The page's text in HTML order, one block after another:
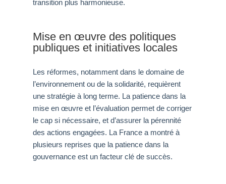
transition plus harmonieuse.
Mise en œuvre des politiques
publiques et initiatives locales
Les réformes, notamment dans le domaine de
l’environnement ou de la solidarité, requièrent
une stratégie à long terme. La patience dans la
mise en œuvre et l’évaluation permet de corriger
le cap si nécessaire, et d’assurer la pérennité
des actions engagées. La France a montré à
plusieurs reprises que la patience dans la
gouvernance est un facteur clé de succès.